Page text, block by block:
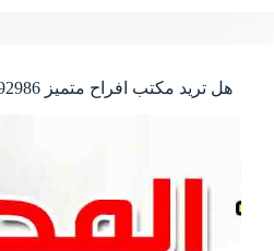
هل تريد مكتب افراح متميز